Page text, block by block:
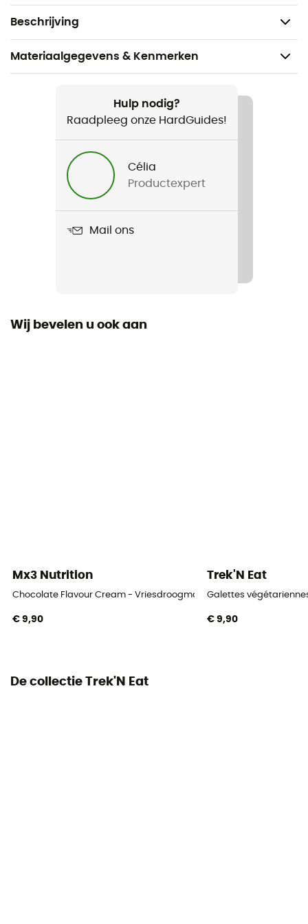
Beschrijving
Zout: 8,6 g
Materiaalgegevens & Kenmerken
Wandelen / Trekking / Bivak
Couscous au poulet et aux légumes
Hulp nodig?
Raadpleeg onze HardGuides!
Célia
Productexpert
Mail ons
Wij bevelen u ook aan
Mx3 Nutrition
Chocolate Flavour Cream - Vriesdroogmaaltijd
€ 9,90
Trek'N Eat
Galettes
€ 9,90
De collectie Trek'N Eat